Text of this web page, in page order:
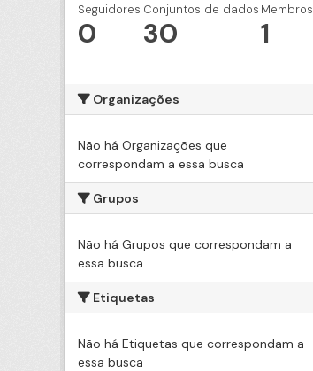
Seguidores
0
Conjuntos de dados
30
Membros
1
Organizações
Não há Organizações que
correspondam a essa busca
Grupos
Não há Grupos que correspondam a
essa busca
Etiquetas
Não há Etiquetas que correspondam a
essa busca